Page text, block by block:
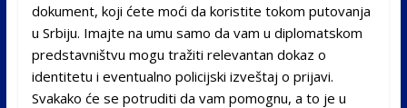
dokument, koji ćete moći da koristite tokom putovanja
u Srbiju. Imajte na umu samo da vam u diplomatskom
predstavništvu mogu tražiti relevantan dokaz o
identitetu i eventualno policijski izveštaj o prijavi.
Svakako će se potruditi da vam pomognu, a to je u